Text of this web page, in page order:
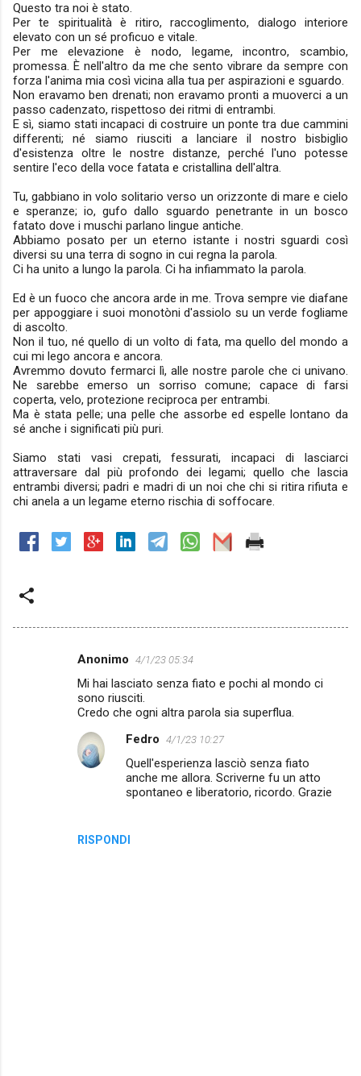
Questo tra noi è stato.
Per te spiritualità è ritiro, raccoglimento, dialogo interiore
elevato con un sé proficuo e vitale.
Per me elevazione è nodo, legame, incontro, scambio,
promessa. È nell'altro da me che sento vibrare da sempre con
forza l'anima mia così vicina alla tua per aspirazioni e sguardo.
Non eravamo ben drenati; non eravamo pronti a muoverci a un
passo cadenzato, rispettoso dei ritmi di entrambi.
E sì, siamo stati incapaci di costruire un ponte tra due cammini
differenti; né siamo riusciti a lanciare il nostro bisbiglio
d'esistenza oltre le nostre distanze, perché l'uno potesse
sentire l'eco della voce fatata e cristallina dell'altra.
Tu, gabbiano in volo solitario verso un orizzonte di mare e cielo
e speranze; io, gufo dallo sguardo penetrante in un bosco
fatato dove i muschi parlano lingue antiche.
Abbiamo posato per un eterno istante i nostri sguardi così
diversi su una terra di sogno in cui regna la parola.
Ci ha unito a lungo la parola. Ci ha infiammato la parola.
Ed è un fuoco che ancora arde in me. Trova sempre vie diafane
per appoggiare i suoi monotòni d'assiolo su un verde fogliame
di ascolto.
Non il tuo, né quello di un volto di fata, ma quello del mondo a
cui mi lego ancora e ancora.
Avremmo dovuto fermarci lì, alle nostre parole che ci univano.
Ne sarebbe emerso un sorriso comune; capace di farsi
coperta, velo, protezione reciproca per entrambi.
Ma è stata pelle; una pelle che assorbe ed espelle lontano da
sé anche i significati più puri.
Siamo stati vasi crepati, fessurati, incapaci di lasciarci
attraversare dal più profondo dei legami; quello che lascia
entrambi diversi; padri e madri di un noi che chi si ritira rifiuta e
chi anela a un legame eterno rischia di soffocare.
Anonimo 4/1/23 05:34
Mi hai lasciato senza fiato e pochi al mondo ci
sono riusciti.
Credo che ogni altra parola sia superflua.
RISPONDI
Fedro 4/1/23 10:27
Quell'esperienza lasciò senza fiato
anche me allora. Scriverne fu un atto
spontaneo e liberatorio, ricordo. Grazie